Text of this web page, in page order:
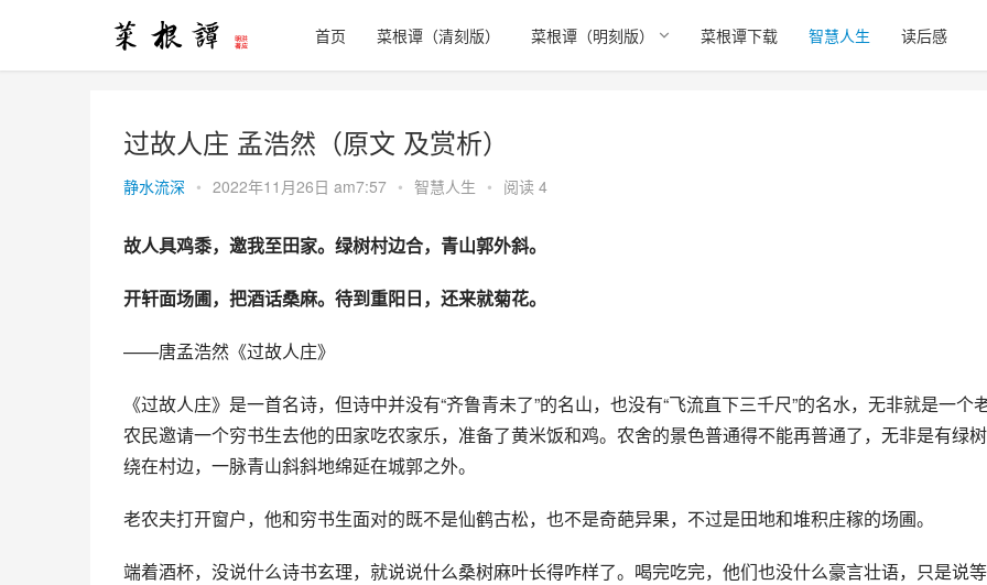
首页 菜根谭（清刻版） 菜根谭（明刻版） 菜根谭下载 智慧人生 读后感
过故人庄 孟浩然（原文 及赏析）
静水流深 • 2022年11月26日 am7:57 • 智慧人生 • 阅读 4
故人具鸡黍，邀我至田家。绿树村边合，青山郭外斜。
开轩面场圃，把酒话桑麻。待到重阳日，还来就菊花。
——唐孟浩然《过故人庄》
《过故人庄》是一首名诗，但诗中并没有“齐鲁青未了”的名山，也没有“飞流直下三千尺”的名水，无非就是一个
农民邀请一个穷书生去他的田家吃农家乐，准备了黄米饭和鸡。农舍的景色普通得不能再普通了，无非是有绿
绕在村边，一脉青山斜斜地绵延在城郭之外。
老农夫打开窗户，他和穷书生面对的既不是仙鹤古松，也不是奇葩异果，不过是田地和堆积庄稼的场圃。
端着酒杯，没说什么诗书玄理，就说说什么桑树麻叶长得咋样了。喝完吃完，他们也没什么豪言壮语，只是说